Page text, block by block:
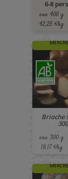
6-8
env. 400 g
42,25 €/kg
Brioche
env. 300 g
19,17 €/kg
🚚 À